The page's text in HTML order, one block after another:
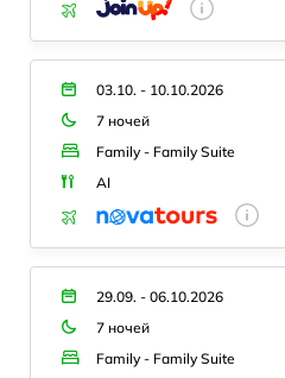
03.10. - 10.10.2026
7 ночей
Family - Family Suite
AI
29.09. - 06.10.2026
7 ночей
Family - Family Suite